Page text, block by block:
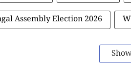
Assembly Election 2026